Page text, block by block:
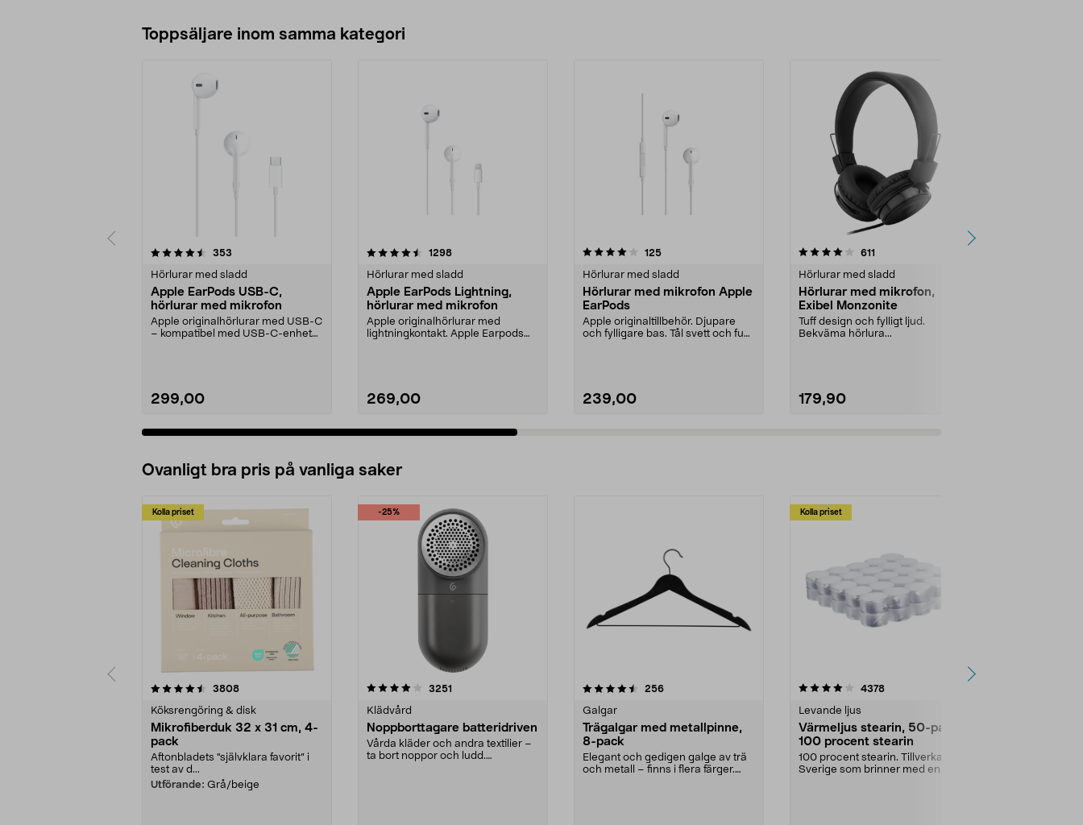
Toppsäljare inom samma kategori
353
Hörlurar med sladd
Apple EarPods USB-C,
hörlurar med mikrofon
Apple originalhörlurar med USB-C
– kompatibel med USB-C-enheter
299,00
4.5 av 5 stjärnor 1298recensioner
Hörlurar med sladd
Apple EarPods Lightning,
hörlurar med mikrofon
Apple originalhörlurar med
lightningkontakt. Apple Earpods
269,00
4.0 av 5 stjärnor 125recensioner
Hörlurar med sladd
Hörlurar med mikrofon Apple
EarPods
Apple originaltillbehör. Djupare
och fylligare bas. Tål svett och fukt
239,00
4.0 av 5 stjärnor 611
Hörlurar med sladd
Hörlurar med mikrofon,
Exibel Monzonite
Tuff design och fylligt ljud.
Bekväma hörlura...
179,90
4.0 av 5 stjärnor
Ovanligt bra pris på vanliga saker
Kolla priset
3808recensioner
Köksrengöring & disk
Mikrofiberduk 32 x 31 cm, 4-
pack
Aftonbladets "självklara favorit” i
test av d...
Utförande: Grå/beige
-25%
4.0av 5 stjärnor 3251
Klädvård
Noppborttagare batteridriven
Vårda kläder och andra textilier –
ta bort noppor och ludd.
4.5av 5 stjärnor 256recensioner
Galgar
Trägalgar med metallpinne,
8-pack
Elegant och gedigen galge av trä
och metall – finns i flera färger.
Kolla priset
4.0av 5 stjärnor 4378recensioner
Levande ljus
Värmeljus stearin, 50-pack,
100 procent stearin
100 procent stearin. Tillverkade i
Sverige som brinner med en
4.5av 5 stjärnor